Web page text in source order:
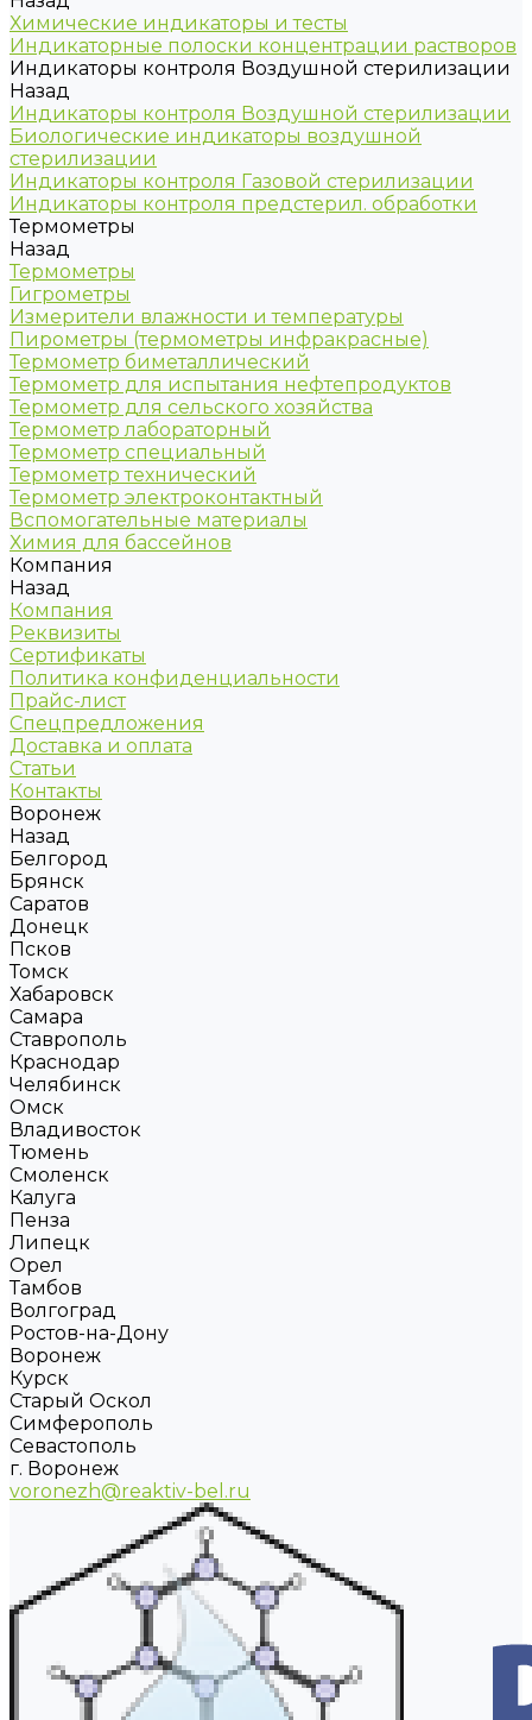
Химические индикаторы и тесты
Индикаторные полоски концентрации растворов
Индикаторы контроля Воздушной стерилизации
Назад
Индикаторы контроля Воздушной стерилизации
Биологические индикаторы воздушной
стерилизации
Индикаторы контроля Газовой стерилизации
Индикаторы контроля предстерил. обработки
Термометры
Назад
Термометры
Гигрометры
Измерители влажности и температуры
Пирометры (термометры инфракрасные)
Термометр биметаллический
Термометр для испытания нефтепродуктов
Термометр для сельского хозяйства
Термометр лабораторный
Термометр специальный
Термометр технический
Термометр электроконтактный
Вспомогательные материалы
Химия для бассейнов
Компания
Назад
Компания
Реквизиты
Сертификаты
Политика конфиденциальности
Прайс-лист
Спецпредложения
Доставка и оплата
Статьи
Контакты
Воронеж
Назад
Белгород
Брянск
Саратов
Донецк
Псков
Томск
Хабаровск
Самара
Ставрополь
Краснодар
Челябинск
Омск
Владивосток
Тюмень
Смоленск
Калуга
Пенза
Липецк
Орел
Тамбов
Волгоград
Ростов-на-Дону
Воронеж
Курск
Старый Оскол
Симферополь
Севастополь
г. Воронеж
voronezh@reaktiv-bel.ru